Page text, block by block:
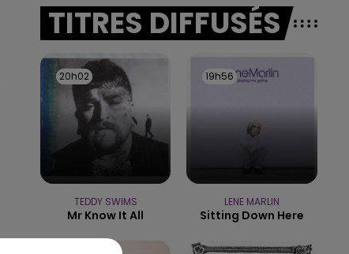
TITRES DIFFUSÉS
20h02
20h02
TEDDY SWIMS
Mr Know It All
19h56
19h56
LENE MARLIN
Sitting Down Here